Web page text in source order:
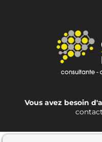
Vous avez besoin